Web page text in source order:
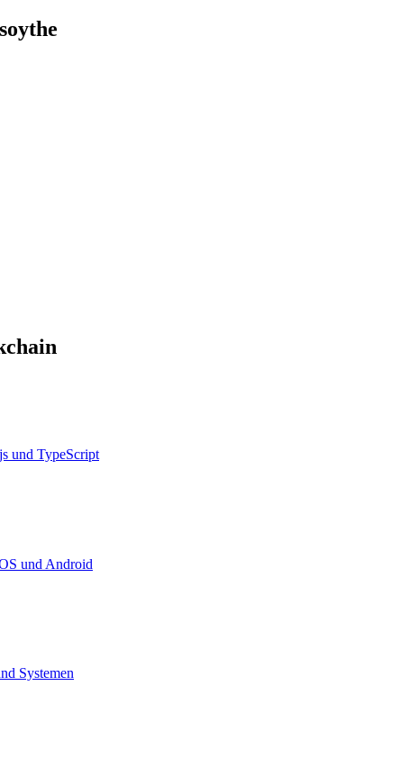
und TypeScript
und Android
Systemen